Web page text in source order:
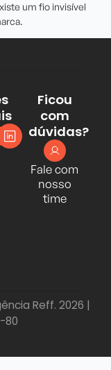
um fio invisível
Ficou
com
dúvidas?
Fale com
nosso
time
Reff. 2026 |
80